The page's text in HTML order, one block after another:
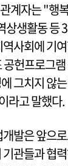
계자는 "행
상생활동 등
사회에 기
헌프로그
그치지 않
라고 말했다.
발은 앞으
관들과 협